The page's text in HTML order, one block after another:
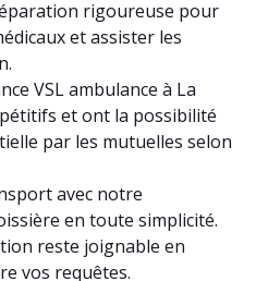
rigoureuse pour
et assister les
VSL ambulance à La
et ont la possibilité
par les mutuelles selon
avec notre
en toute simplicité.
reste joignable en
vos requêtes.